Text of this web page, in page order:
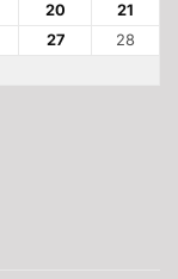
20
21
27
28